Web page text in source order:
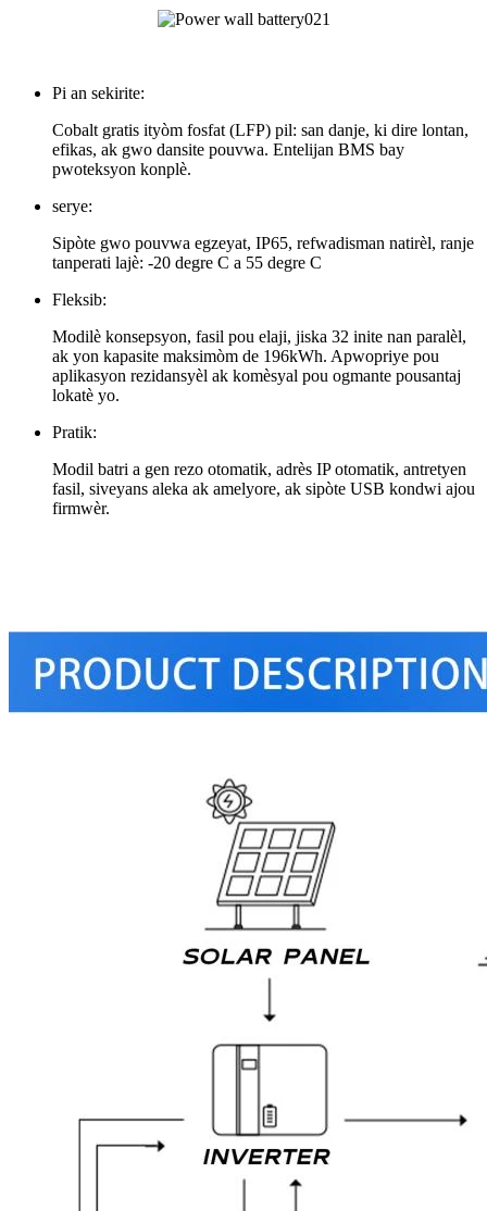
Pi an sekirite:
Cobalt gratis ityòm fosfat (LFP) pil: san danje, ki dire lontan,
efikas, ak gwo dansite pouvwa. Entelijan BMS bay
pwoteksyon konplè.
serye:
Sipòte gwo pouvwa egzeyat, IP65, refwadisman natirèl, ranje
tanperati lajè: -20 degre C a 55 degre C
Fleksib:
Modilè konsepsyon, fasil pou elaji, jiska 32 inite nan paralèl,
ak yon kapasite maksimòm de 196kWh. Apwopriye pou
aplikasyon rezidansyèl ak komèsyal pou ogmante pousantaj
lokatè yo.
Pratik:
Modil batri a gen rezo otomatik, adrès IP otomatik, antretyen
fasil, siveyans aleka ak amelyore, ak sipòte USB kondwi ajou
firmwèr.